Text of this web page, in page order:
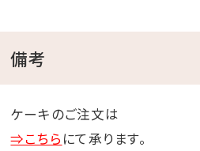
備考
ケーキのご注文は
⇒こちら にて承ります。